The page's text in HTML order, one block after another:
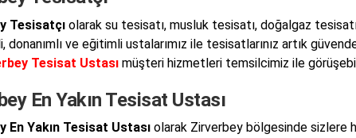
Tesisatçıolarak su tesisatı, musluk tesisatı, doğalgaz
donanımlı ve eğitimli ustalarımız ile tesisatlarınız artık
Tesisat Ustası müşteri hizmetleri temsilcimiz ile
En Yakın Tesisat Ustası
En Yakın Tesisat Ustasıolarak Zirverbey bölgesinde sizlere